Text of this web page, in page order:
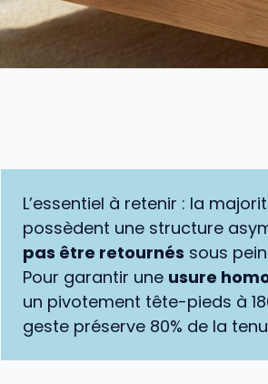
L’essentiel à retenir : la
possèdent une structure
pas être retournés sous
Pour garantir une usure
un pivotement tête-pieds à
geste préserve 80% de la